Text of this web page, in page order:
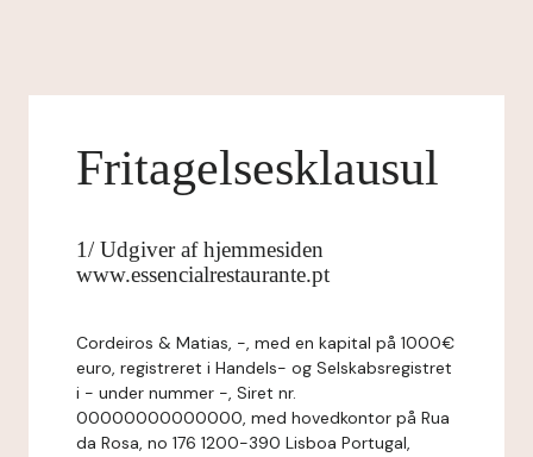
Fritagelsesklausul
1/ Udgiver af hjemmesiden
www.essencialrestaurante.pt
Cordeiros & Matias, -, med en kapital på 1000€
euro, registreret i Handels- og Selskabsregistret
i - under nummer -, Siret nr.
00000000000000, med hovedkontor på Rua
da Rosa, no 176 1200-390 Lisboa Portugal,